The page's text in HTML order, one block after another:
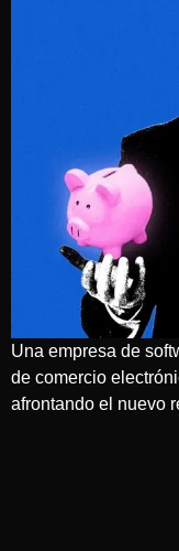
Una empresa de
de comercio
afrontando el nuevo